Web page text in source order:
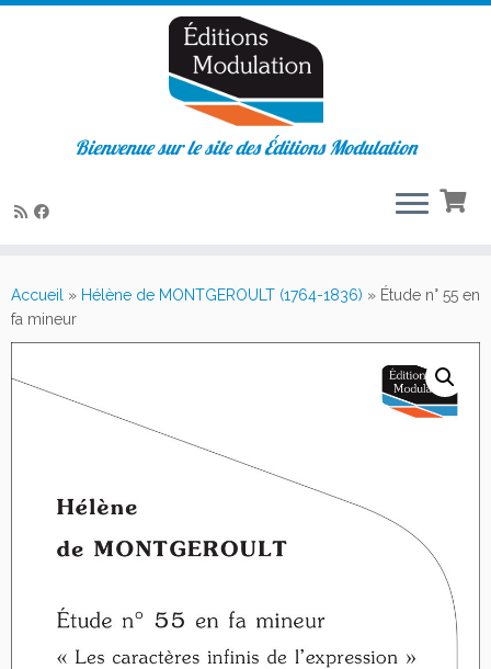
au
contenu
Bienvenue sur le site des Éditions Modulation
Accueil » Hélène de MONTGEROULT (1764-1836) » Étude n° 55 en
fa mineur